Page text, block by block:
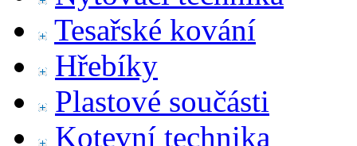
Tesařské kování
Hřebíky
Plastové součásti
Kotevní technika